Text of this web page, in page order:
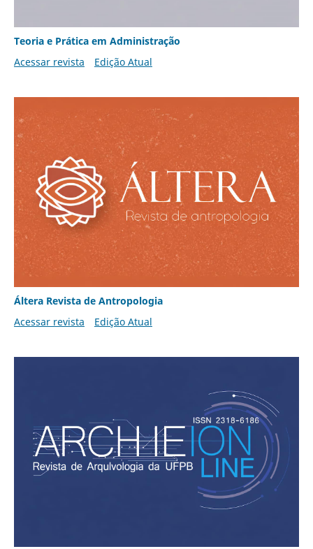
Teoria e Prática em Administração
Acessar revista
Edição Atual
Áltera Revista de Antropologia
Acessar revista
Edição Atual